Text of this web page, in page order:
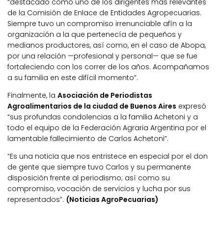
de la Comisión de Enlace de Entidades Agropecuarias.
Siempre tuvo un compromiso irrenunciable afín a la
organización a la que pertenecía de pequeños y
medianos productores, así como, en el caso de Abopa,
por una relación —profesional y personal— que se fue
fortaleciendo con los correr de los años. Acompañamos
a su familia en este difícil momento”.
Finalmente, la Asociación de Periodistas
Agroalimentarios de la ciudad de Buenos Aires expresó
“sus profundas condolencias a la familia Achetoni y a
todo el equipo de la Federación Agraria Argentina por el
lamentable fallecimiento de Carlos Achetoni”.
“Es una noticia que nos entristece en especial por el don
de gente que siempre tuvo Carlos y su permanente
disposición frente al periodismo; así como su
compromiso, vocación de servicios y lucha por sus
representados”. (Noticias AgroPecuarias)